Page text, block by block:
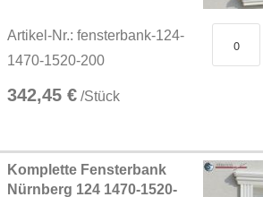
Artikel-Nr.: fensterbank-124-
1470-1520-200
342,45 € /Stück
Komplette Fensterbank
Nürnberg 124 1470-1520-